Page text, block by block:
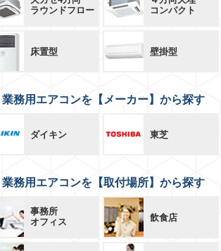
ラウンドフロー
コンパクト
床置型 壁掛型
業務用エアコンを【メーカー】から探す
ダイキン 東芝
業務用エアコンを【取付場所】から探す
事務所
オフィス
飲食店